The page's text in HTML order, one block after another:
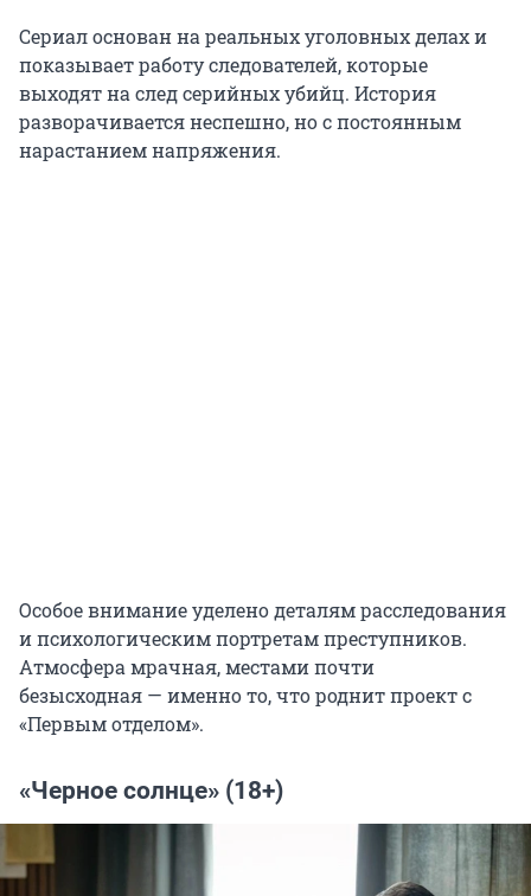
Сериал основан на реальных уголовных делах и
показывает работу следователей, которые
выходят на след серийных убийц. История
разворачивается неспешно, но с постоянным
нарастанием напряжения.
Особое внимание уделено деталям расследования
и психологическим портретам преступников.
Атмосфера мрачная, местами почти
безысходная — именно то, что роднит проект с
«Первым отделом».
«Черное солнце» (18+)